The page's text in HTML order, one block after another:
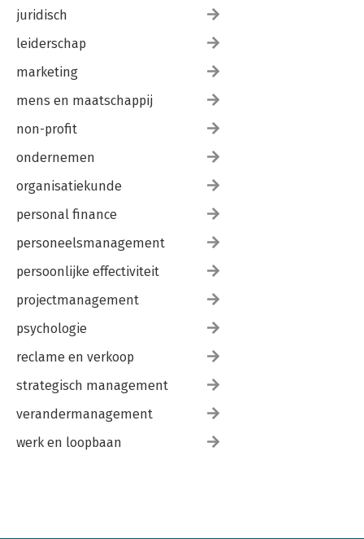
juridisch
leiderschap
marketing
mens en maatschappij
non-profit
ondernemen
organisatiekunde
personal finance
personeelsmanagement
persoonlijke effectiviteit
projectmanagement
psychologie
reclame en verkoop
strategisch management
verandermanagement
werk en loopbaan